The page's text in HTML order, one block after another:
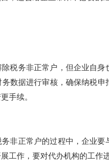
税务非正常户，但企业自
数据进行审核，确保纳税
手续。
非正常户的过程中，企业
工作，要对代办机构的工作